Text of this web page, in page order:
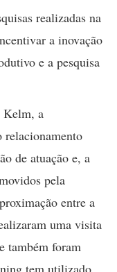
realizadas na
a inovação
e a pesquisa
Kelm, a
relacionamento
de atuação e, a
pela
entre a
uma visita
também foram
tem utilizado